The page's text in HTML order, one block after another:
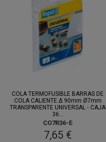
COLA TERMOFUSIBLE BARRAS DE
COLA CALIENTE Δ 90mm Ø7mm
TRANSPARENTE UNIVERSAL ⋅ CAJA
36...
CO7R36-E
7,65 €